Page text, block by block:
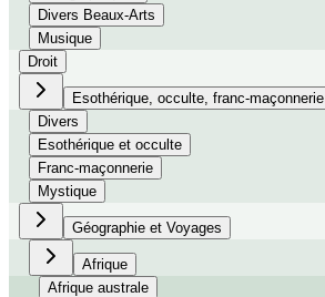
Divers Beaux-Arts
Musique
Droit
Esothérique, occulte, franc-maçonnerie
Divers
Esothérique et occulte
Franc-maçonnerie
Mystique
Géographie et Voyages
Afrique
Afrique australe